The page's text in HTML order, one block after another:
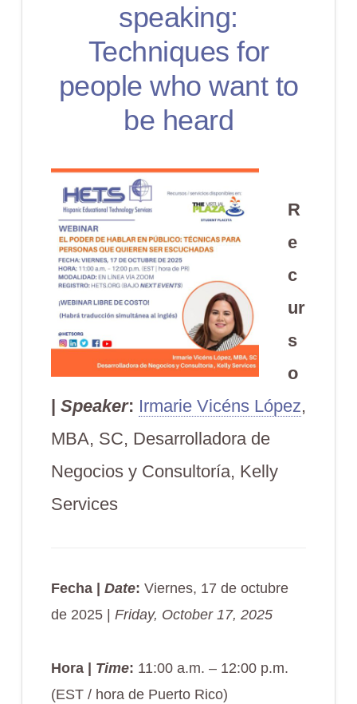
speaking:
Techniques for
people who want to
be heard
R
e
c
ur
s
o
| Speaker: Irmarie Vicéns López,
MBA, SC, Desarrolladora de
Negocios y Consultoría, Kelly
Services
Fecha | Date: Viernes, 17 de octubre
de 2025 | Friday, October 17, 2025
Hora | Time: 11:00 a.m. – 12:00 p.m.
(EST / hora de Puerto Rico)